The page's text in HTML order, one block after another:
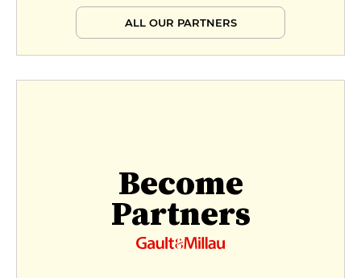
ALL OUR PARTNERS
Become
Partners